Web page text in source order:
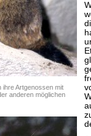
ihre Artgenossen mit
anderen möglichen